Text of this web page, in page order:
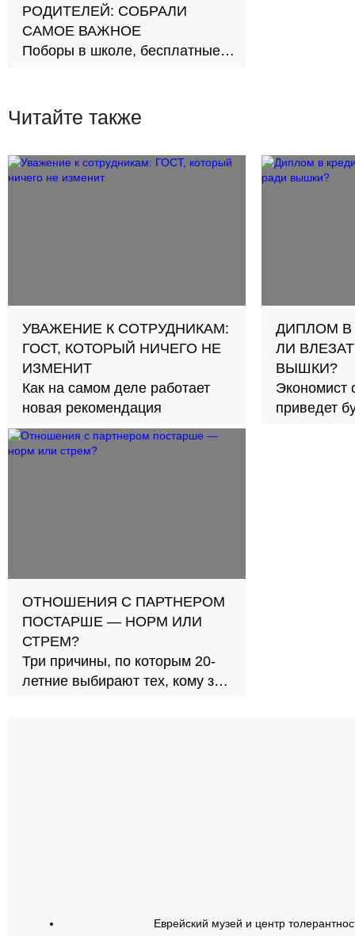
РОДИТЕЛЕЙ: СОБРАЛИ
САМОЕ ВАЖНОЕ
Поборы в школе, бесплатные
Читайте также
УВАЖЕНИЕ К СОТРУДНИКАМ:
ГОСТ, КОТОРЫЙ НИЧЕГО НЕ
ИЗМЕНИТ
Как на самом деле работает
новая рекомендация
ДИПЛОМ В
ЛИ
ВЫШКИ?
Экономист
приведет
ОТНОШЕНИЯ С ПАРТНЕРОМ
ПОСТАРШЕ — НОРМ ИЛИ
СТРЕМ?
Три причины, по которым 20-
летние выбирают тех, кому за
Еврейский музей и центр